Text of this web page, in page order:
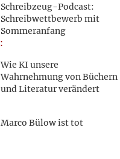
Schreibzeug-Podcast:
Schreibwettbewerb mit
Sommeranfang
Wie KI unsere
Wahrnehmung von Büchern
und Literatur verändert
Marco Bülow ist tot